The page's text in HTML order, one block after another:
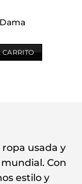
usada y
Con
estilo y